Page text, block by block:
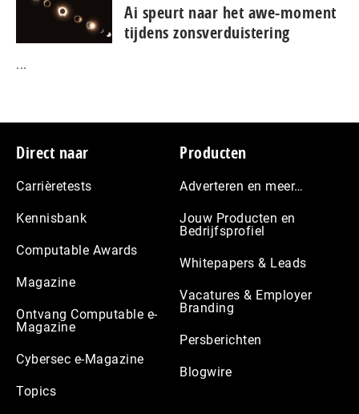
Ai speurt naar het awe-moment
tijdens zonsverduistering
...
Footer
Direct naar
Carrièretests
Kennisbank
Computable Awards
Magazine
Ontvang Computable e-
Magazine
Cybersec e-Magazine
Topics
Producten
Adverteren en meer…
Jouw Producten en
Bedrijfsprofiel
Whitepapers & Leads
Vacatures & Employer
Branding
Persberichten
Blogwire